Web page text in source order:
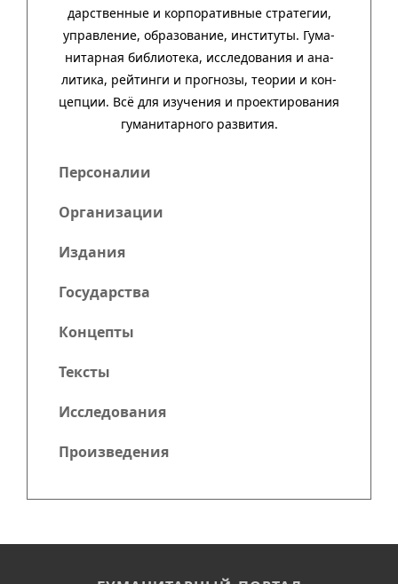
дар­ст­вен­ные и кор­пора­тив­ные стра­тегии,
управ­ле­ние, обра­зо­ва­ние, инсти­туты. Гума­
нитар­ная биб­лио­тека, иссле­до­ва­ния и ана­
ли­тика, рей­тинги и прог­нозы, тео­рии и кон­
цеп­ции. Всё для изу­че­ния и про­ек­тиро­ва­ния
гума­нитар­ного развития.
Персоналии
Организации
Издания
Государства
Концепты
Тексты
Исследования
Произведения